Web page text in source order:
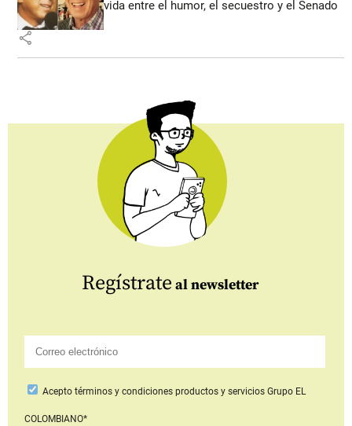
vida entre el humor, el secuestro y el Senado
share
Regístrate al newsletter
Aceptotérminos y condiciones productos y serviciosGrupo EL
COLOMBIANO*